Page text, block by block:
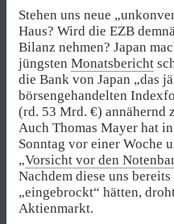
Stehen uns neue
Haus? Wird die EZB
Bilanz nehmen? Japan
jüngsten Monatsbericht
die Bank von Japan „das
börsengehandelten
(rd. 53 Mrd. €) annähernd
Auch Thomas Mayer hat
Sonntag vor einer Woche
„Vorsicht vor den
Nachdem diese uns
„eingebrockt“ hätten,
Aktienmarkt.